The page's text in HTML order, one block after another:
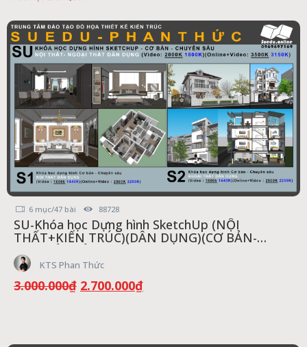
6 mục/47 bài 88728
SU-Khóa học Dựng hình SketchUp (NỘI
THẤT+KIẾN TRÚC)(DÂN DỤNG)(CƠ BẢN-
KTS Phan Thức
3.000.000₫ Giá
2.700.000₫Giá